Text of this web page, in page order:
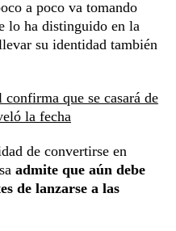
a poco va tomando
lo ha distinguido en la
su identidad también
que se casará de
la fecha
de convertirse en
admite que aún debe
de lanzarse a las